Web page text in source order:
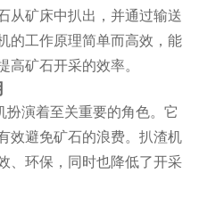
从矿床中扒出，并通过输送
的工作原理简单而高效，能
高矿石开采的效率。
扮演着至关重要的角色。它
效避免矿石的浪费。扒渣机
、环保，同时也降低了开采